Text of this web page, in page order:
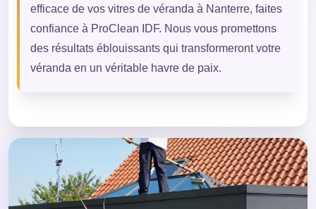
efficace de vos vitres de véranda à Nanterre, faites
confiance à ProClean IDF. Nous vous promettons
des résultats éblouissants qui transformeront votre
véranda en un véritable havre de paix.